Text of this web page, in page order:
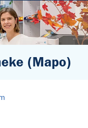
(Mapo)